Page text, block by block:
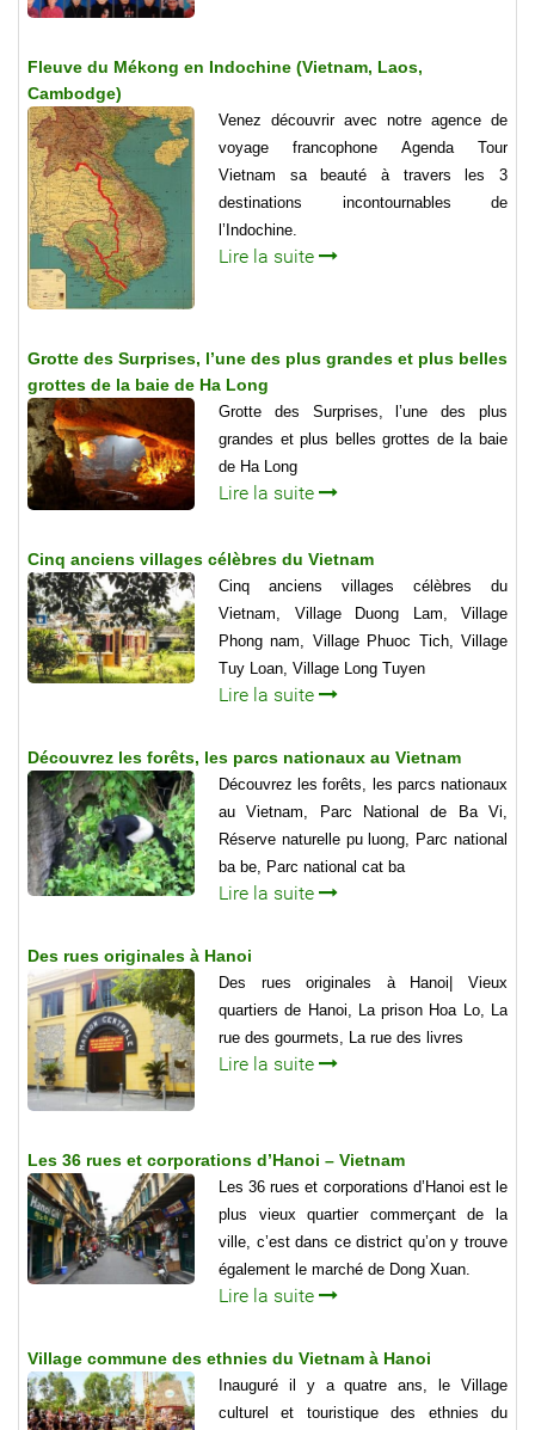
Fleuve du Mékong en Indochine (Vietnam, Laos,
Cambodge)
Venez découvrir avec notre agence de
voyage francophone Agenda Tour
Vietnam sa beauté à travers les 3
destinations incontournables de
l’Indochine.
Lire la suite
Grotte des Surprises, l’une des plus grandes et plus belles
grottes de la baie de Ha Long
Grotte des Surprises, l’une des plus
grandes et plus belles grottes de la baie
de Ha Long
Lire la suite
Cinq anciens villages célèbres du Vietnam
Cinq anciens villages célèbres du
Vietnam, Village Duong Lam, Village
Phong nam, Village Phuoc Tich, Village
Tuy Loan, Village Long Tuyen
Lire la suite
Découvrez les forêts, les parcs nationaux au Vietnam
Découvrez les forêts, les parcs nationaux
au Vietnam, Parc National de Ba Vi,
Réserve naturelle pu luong, Parc national
ba be, Parc national cat ba
Lire la suite
Des rues originales à Hanoi
Des rues originales à Hanoi| Vieux
quartiers de Hanoi, La prison Hoa Lo, La
rue des gourmets, La rue des livres
Lire la suite
Les 36 rues et corporations d’Hanoi – Vietnam
Les 36 rues et corporations d’Hanoi est le
plus vieux quartier commerçant de la
ville, c’est dans ce district qu’on y trouve
également le marché de Dong Xuan.
Lire la suite
Village commune des ethnies du Vietnam à Hanoi
Inauguré il y a quatre ans, le Village
culturel et touristique des ethnies du